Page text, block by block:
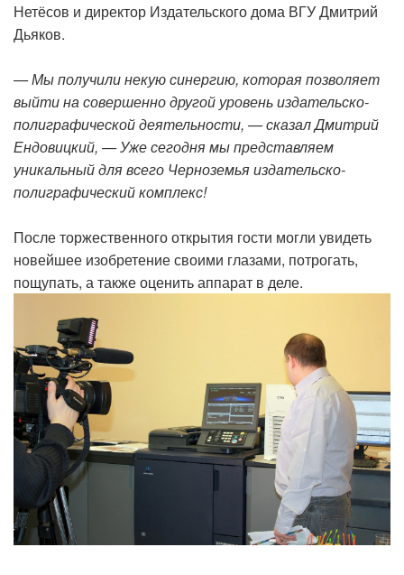
Нетёсов и директор Издательского дома ВГУ Дмитрий
Дьяков.
— Мы получили некую синергию, которая позволяет
выйти на совершенно другой уровень издательско-
полиграфической деятельности, — сказал Дмитрий
Ендовицкий, — Уже сегодня мы представляем
уникальный для всего Черноземья издательско-
полиграфический комплекс!
После торжественного открытия гости могли увидеть
новейшее изобретение своими глазами, потрогать,
пощупать, а также оценить аппарат в деле.